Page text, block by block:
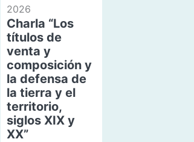
2026
Charla “Los
títulos de
venta y
composición y
la defensa de
la tierra y el
territorio,
siglos XIX y
XX”